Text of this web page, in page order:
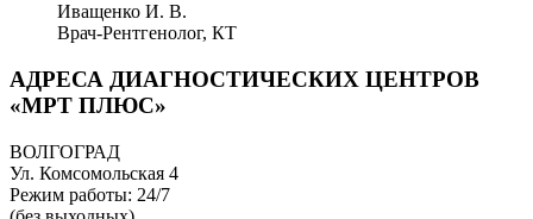
Иващенко И. В.
Врач-Рентгенолог, КТ
АДРЕСА ДИАГНОСТИЧЕСКИХ ЦЕНТРОВ
«МРТ ПЛЮС»
ВОЛГОГРАД
Ул. Комсомольская 4
Режим работы: 24/7